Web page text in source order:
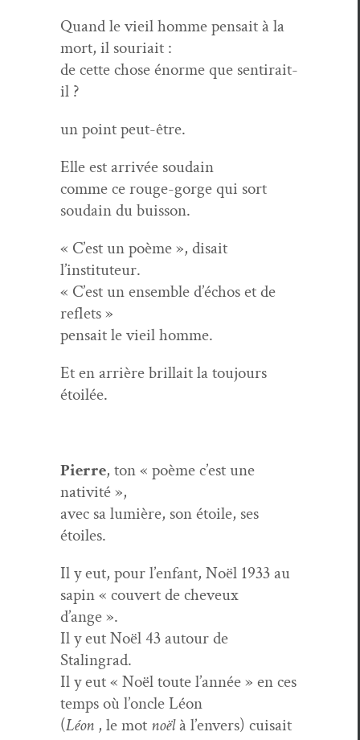
Quand le vieil homme pen­sait à la
mort, il souriait :
de cette chose énorme que sentirait-
il ?
un point peut-être.
Elle est arrivée soudain
comme ce rouge-gorge qui sort
soudain du buisson.
« C’est un poème », dis­ait
l’instituteur.
« C’est un ensem­ble d’échos et de
reflets »
pen­sait le vieil homme.
Et en arrière bril­lait la tou­jours
étoilée.
Pierre, ton « poème c’est une
nativité »,
avec sa lumière, son étoile, ses
étoiles.
Il y eut, pour l’enfant, Noël 1933 au
sapin « cou­vert de cheveux
d’ange ».
Il y eut Noël 43 autour de
Stalingrad.
Il y eut « Noël toute l’année » en ces
temps où l’oncle Léon
(Léon , le mot noëlà l’envers) cui­sait